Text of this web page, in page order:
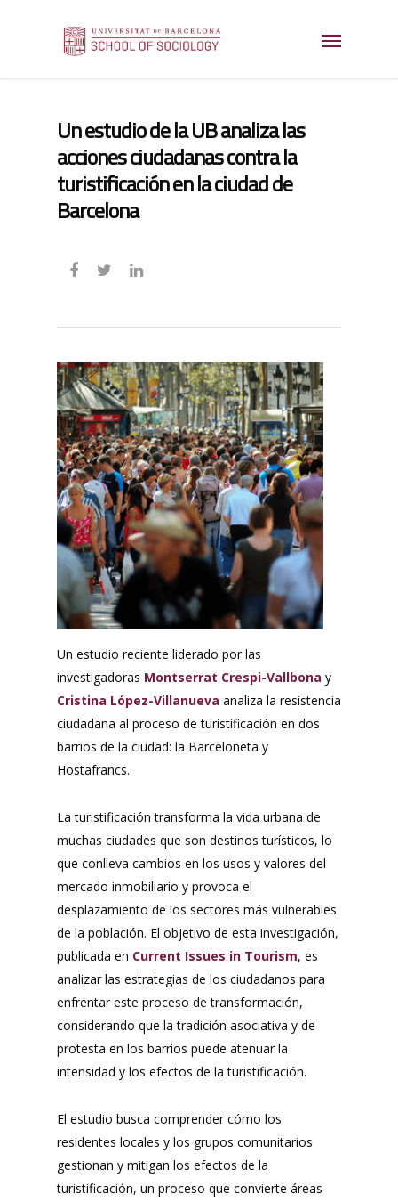
Un estudio de la UB analiza las
acciones ciudadanas contra la
turistificación en la ciudad de
Barcelona
Un estudio reciente liderado por las
investigadoras Montserrat Crespi-Vallbona y
Cristina López-Villanueva analiza la resistencia
ciudadana al proceso de turistificación en dos
barrios de la ciudad: la Barceloneta y
Hostafrancs.
La turistificación transforma la vida urbana de
muchas ciudades que son destinos turísticos, lo
que conlleva cambios en los usos y valores del
mercado inmobiliario y provoca el
desplazamiento de los sectores más vulnerables
de la población. El objetivo de esta investigación,
publicada en Current Issues in Tourism, es
analizar las estrategias de los ciudadanos para
enfrentar este proceso de transformación,
considerando que la tradición asociativa y de
protesta en los barrios puede atenuar la
intensidad y los efectos de la turistificación.
El estudio busca comprender cómo los
residentes locales y los grupos comunitarios
gestionan y mitigan los efectos de la
turistificación, un proceso que convierte áreas